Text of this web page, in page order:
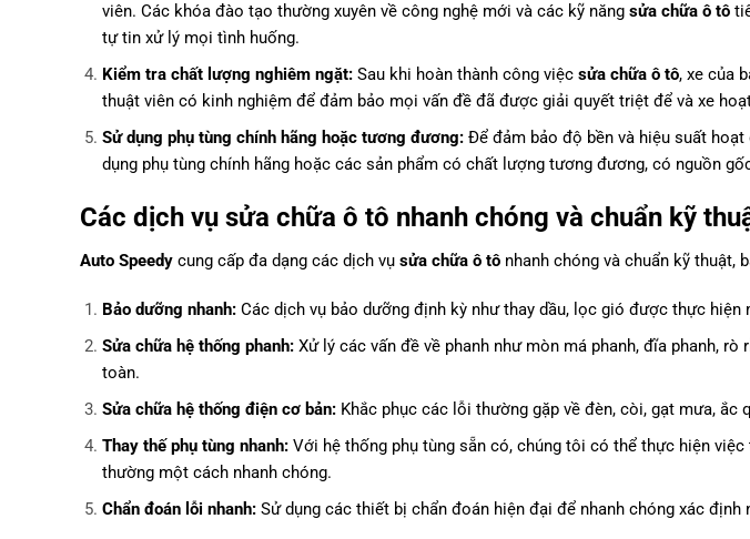
viên. Các khóa đào tạo thường xuyên về công nghệ mới và các kỹ năng sửa chữa ô tô
tự tin xử lý mọi tình huống.
Kiểm tra chất lượng nghiêm ngặt:Sau khi hoàn thành công việc sửa chữa ô tô, xe của
thuật viên có kinh nghiệm để đảm bảo mọi vấn đề đã được giải quyết triệt để và xe
Sử dụng phụ tùng chính hãng hoặc tương đương:Để đảm bảo độ bền và hiệu suất hoạt
dụng phụ tùng chính hãng hoặc các sản phẩm có chất lượng tương đương, có nguồn
Các dịch vụ sửa chữa ô tô nhanh chóng và chuẩn kỹ
Auto Speedy cung cấp đa dạng các dịch vụ sửa chữa ô tô nhanh chóng và chuẩn kỹ thuật,
Bảo dưỡng nhanh:Các dịch vụ bảo dưỡng định kỳ như thay dầu, lọc gió được thực hiện
Sửa chữa hệ thống phanh:Xử lý các vấn đề về phanh như mòn má phanh, đĩa phanh, rò
toàn.
Sửa chữa hệ thống điện cơ bản:Khắc phục các lỗi thường gặp về đèn, còi, gạt mưa, ắc
Thay thế phụ tùng nhanh:Với hệ thống phụ tùng sẵn có, chúng tôi có thể thực hiện
thường một cách nhanh chóng.
Chẩn đoán lỗi nhanh:Sử dụng các thiết bị chẩn đoán hiện đại để nhanh chóng xác định